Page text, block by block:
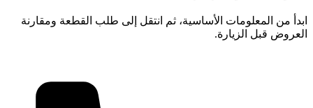
ابدأ من المعلومات الأساسية، ثم انتقل إلى طلب القطعة ومقارنة
العروض قبل الزيارة.